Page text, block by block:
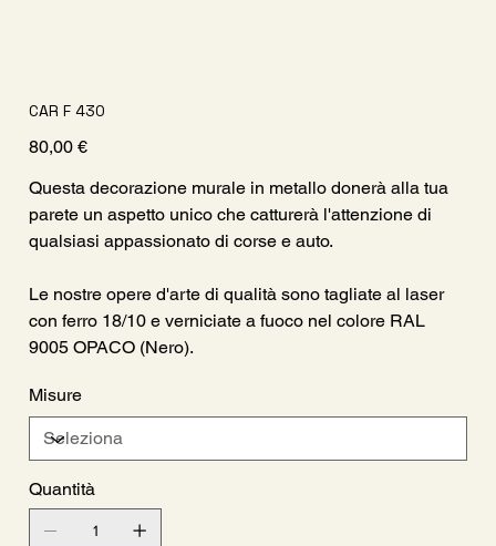
CAR F 430
Prezzo
80,00 €
Questa decorazione murale in metallo donerà alla tua
parete un aspetto unico che catturerà l'attenzione di
qualsiasi appassionato di corse e auto.
Le nostre opere d'arte di qualità sono tagliate al laser
con ferro 18/10 e verniciate a fuoco nel colore RAL
9005 OPACO (Nero).
Misure
Quantità